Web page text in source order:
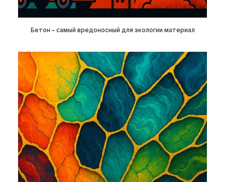
Бетон – самый вредоносный для экологии материал